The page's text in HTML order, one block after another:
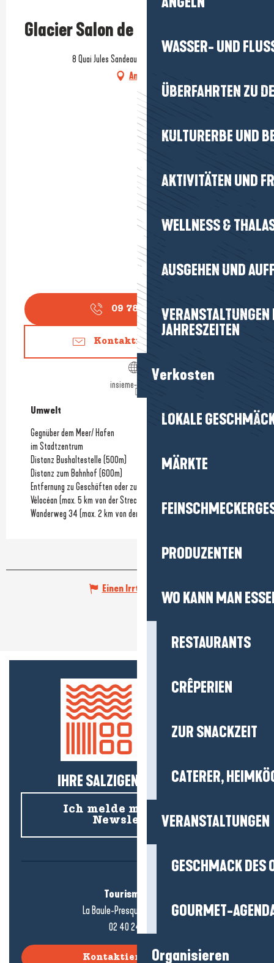
WASSER- UND
ÜBERFAHRTEN ZU
KULTURERBE UND
AKTIVITÄTEN UND
WELLNESS &
AUSGEHEN UND
JAHRESZEITEN
Verkosten
LOKALE
MÄRKTE
PRODUZENTEN
WO KANN MAN
RESTAURANTS
CRÊPERIEN
ZUR SNACKZEIT
CATERER,
VERANSTALTUNGEN
GESCHMACK DES
GOURMET-
Organisieren
Glacier Salon de thé Insième
8 Quai Jules Sandeau, 44510 Le Pouliguen
Anfahrt
09 78 80 68▒▒
Kontaktieren Sie uns
insieme-gelato.fr
Umwelt
Umwelt
Gegnüber dem Meer/ Hafen
im Stadtzentrum
Distanz Bushaltestelle (500m)
Distanz zum Bahnhof (600m)
Entfernung zu Geschäften oder zum Stadtzentrum
Vélocéan (max. 5 km von der Strecke entfernt)
Wanderweg 34 (max. 2 km von der Strecke entfernt)
Einen Irrtum angeben
IHRE SALZIGEN NEUIGKEITEN!
Ich melde mich für den
Newsletter an
Tourismusbüro
La Baule-Presqu'île de Guérande
02 40 24 34 44
Kontaktieren Sie uns